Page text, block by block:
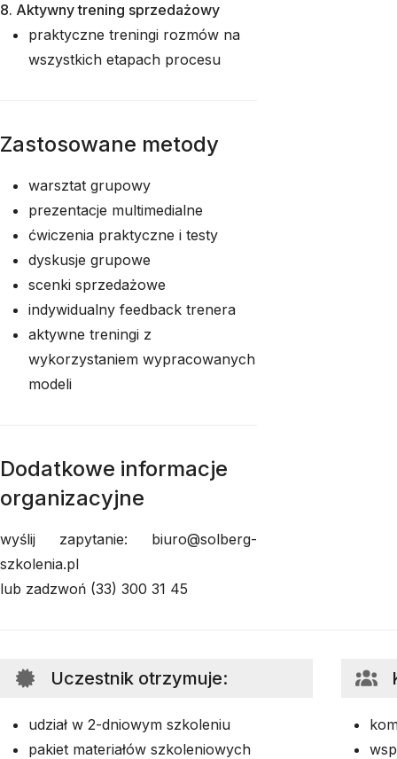
8. Aktywny trening sprzedażowy
praktyczne treningi rozmów na
wszystkich etapach procesu
Zastosowane metody
warsztat grupowy
prezentacje multimedialne
ćwiczenia praktyczne i testy
dyskusje grupowe
scenki sprzedażowe
indywidualny feedback trenera
aktywne treningi z
wykorzystaniem wypracowanych
modeli
Dodatkowe informacje
organizacyjne
wyślij zapytanie: biuro@solberg-
szkolenia.pl
lub zadzwoń (33) 300 31 45
Uczestnik otrzymuje:
udział w 2-dniowym szkoleniu
pakiet materiałów szkoleniowych